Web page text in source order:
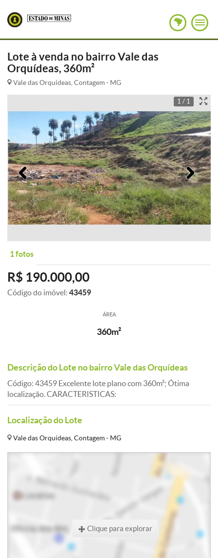
Lote à venda no bairro Vale das
Orquídeas, 360m²
Vale das Orquídeas, Contagem - MG
1 / 1
Anterior
1 fotos
R$ 190.000,00
Código do imóvel: 43459
ÁREA
360m²
Descrição do Lote no bairro Vale das Orquídeas
Código: 43459 Excelente lote plano com 360m²; Ótima
localização. CARACTERISTICAS:
Localização do Lote
Vale das Orquídeas, Contagem - MG
Clique para explorar